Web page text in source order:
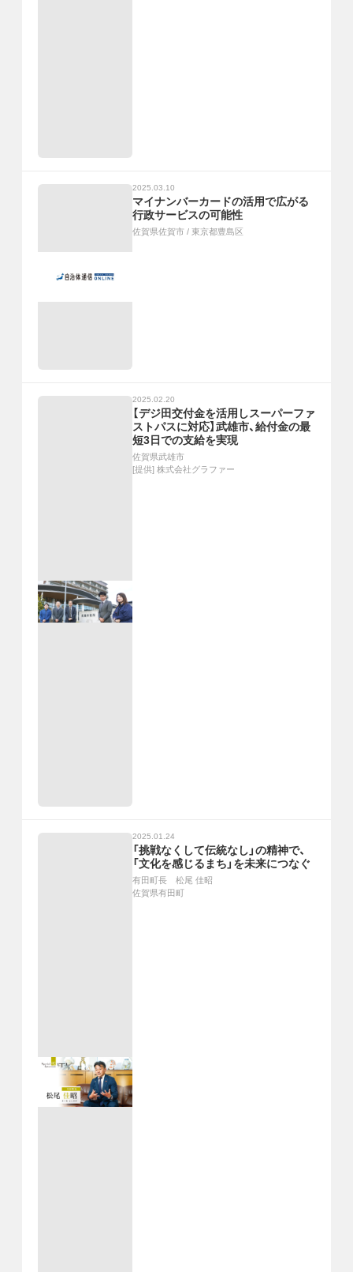
2025.03.10
マイナンバーカードの活用で広がる
行政サービスの可能性
佐賀県佐賀市 / 東京都豊島区
2025.02.20
【デジ田交付金を活用しスーパーファ
ストパスに対応】武雄市、給付金の最
短3日での支給を実現
佐賀県武雄市
[提供] 株式会社グラファー
2025.01.24
「挑戦なくして伝統なし」の精神で、
「文化を感じるまち」を未来につなぐ
有田町長 松尾 佳昭
佐賀県有田町